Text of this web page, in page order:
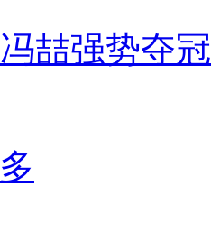
喆强势夺冠